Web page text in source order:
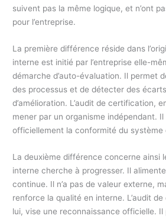
suivent pas la même logique, et n’ont
pour l’entreprise.
La première différence réside dans
interne est initié par l’entreprise elle-
démarche d’auto-évaluation. Il permet
des processus et de détecter des
d’amélioration. L’audit de certification,
mener par un organisme indépendant.
officiellement la conformité du système
La deuxième différence concerne ainsi
interne cherche à progresser. Il alimente
continue. Il n’a pas de valeur externe,
renforce la qualité en interne. L’audit
lui, vise une reconnaissance officielle. Il